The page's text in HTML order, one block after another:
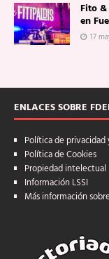
Fito
en
17
ENLACES SOBRE
Política de
Política de Cookies
Propiedad intelectual
Información LSSI
Más información